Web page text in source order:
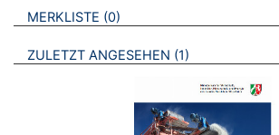
VERWEISE AUF VERMERKTE- ODER
MERKLISTE 0 BROSCHÜREN
ZULETZT ANGESEHEN 1 BROSCHÜREN